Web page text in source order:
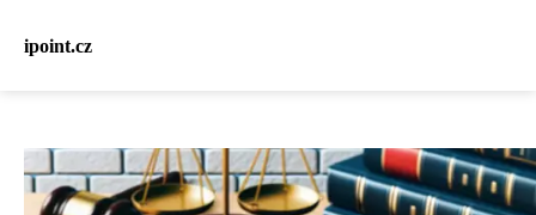
ipoint.cz